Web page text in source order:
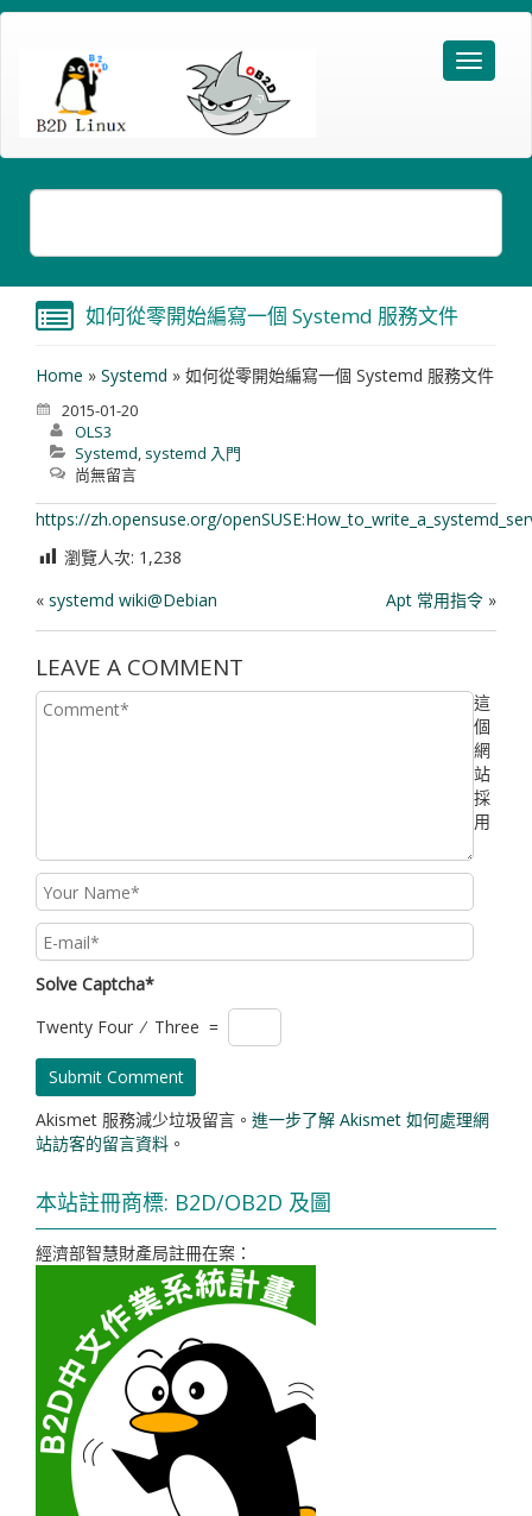
如何從零開始編寫一個 Systemd 服務文件
Home » Systemd » 如何從零開始編寫一個 Systemd 服務文件
2015-01-20
OLS3
Systemd, systemd 入門
尚無留言
https://zh.opensuse.org/
瀏覽人次: 1,238
« systemd wiki@Debian Apt 常用指令 »
LEAVE A COMMENT
Solve Captcha*
Twenty Four ⁄ Three =
這
個
網
站
採
用
Akismet 服務減少垃圾留言。 進一步了解 Akismet 如何處理網
站訪客的留言資料 。
本站註冊商標: B2D/OB2D 及圖
經濟部智慧財產局註冊在案：